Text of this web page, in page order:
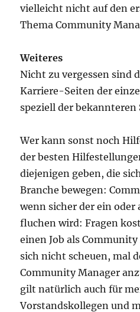
vielleicht nicht auf den
Thema Community
Weiteres
Nicht zu vergessen sind
Karriere-Seiten der
speziell der bekannteren
Wer kann sonst noch
der besten
diejenigen geben, die
Branche bewegen:
wenn sicher der ein oder
fluchen wird: Fragen
einen Job als
sich nicht scheuen, mal
Community Manager
gilt natürlich auch für
Vorstandskollegen und